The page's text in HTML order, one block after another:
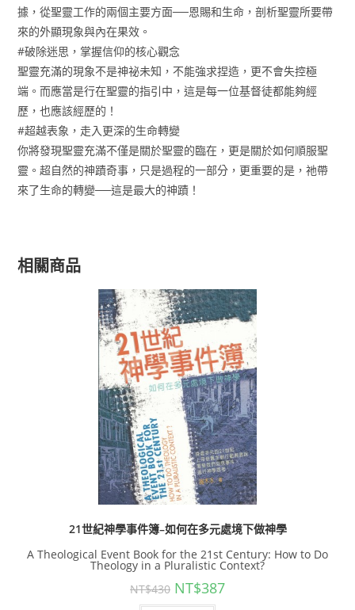
據，從聖靈工作的兩個主要方面──恩賜和生命，剖析聖靈所要帶
來的外顯現象與內在果效。
#破除迷思，掌握信仰的核心觀念
聖靈充滿的現象不是神祕未知，不能強求捏造，更不會失控極
端。而應當是行在聖靈的指引中，這是每一位基督徒都能夠經
歷，也應該經歷的！
#超越表象，走入更深的生命轉變
你將發現聖靈充滿不僅是關於聖靈的臨在，更是關於如何順服聖
靈。超自然的神蹟奇事，只是過程的一部分，更重要的是，祂帶
來了生命的轉變──這是最大的神蹟！
相關商品
21世紀神學事件簿–如何在多元處境下做神學
A Theological Event Book for the 21st Century: How to Do
Theology in a Pluralistic Context?
NT$430 NT$387